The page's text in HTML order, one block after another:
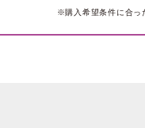
※購入希望条件に合っ